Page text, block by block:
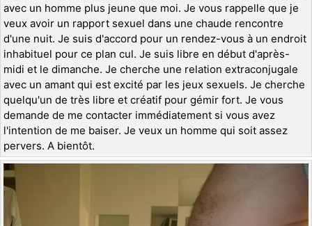
avec un homme plus jeune que moi. Je vous rappelle que je
veux avoir un rapport sexuel dans une chaude rencontre
d'une nuit. Je suis d'accord pour un rendez-vous à un endroit
inhabituel pour ce plan cul. Je suis libre en début d'après-
midi et le dimanche. Je cherche une relation extraconjugale
avec un amant qui est excité par les jeux sexuels. Je cherche
quelqu'un de très libre et créatif pour gémir fort. Je vous
demande de me contacter immédiatement si vous avez
l'intention de me baiser. Je veux un homme qui soit assez
pervers. A bientôt.